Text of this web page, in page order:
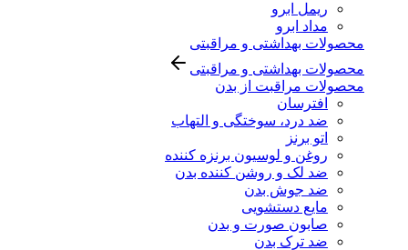
ریمل ابرو
مداد ابرو
محصولات بهداشتی و مراقبتی
محصولات بهداشتی و مراقبتی
محصولات مراقبت از بدن
افترسان
ضد درد، سوختگی و التهاب
اتو برنز
روغن و لوسیون برنزه کننده
ضد لک و روشن کننده بدن
ضد جوش بدن
مایع دستشویی
صابون صورت و بدن
ضد ترک بدن